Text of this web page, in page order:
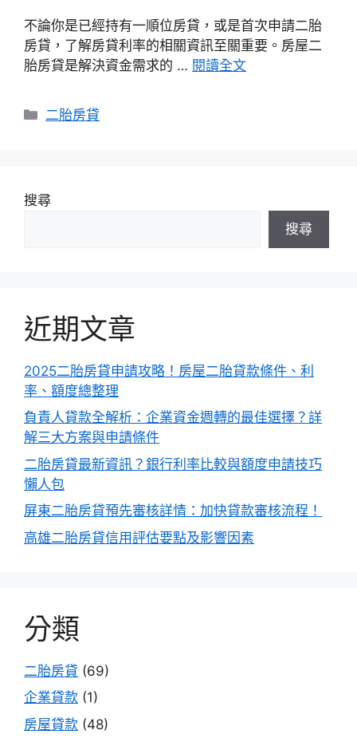
不論你是已經持有一順位房貸，或是首次申請二胎
房貸，了解房貸利率的相關資訊至關重要。房屋二
胎房貸是解決資金需求的 … 閱讀全文
分
二胎房貸
搜尋
搜尋
近期文章
2025二胎房貸申請攻略！房屋二胎貸款條件、利
率、額度總整理
負責人貸款全解析：企業資金週轉的最佳選擇？詳
解三大方案與申請條件
二胎房貸最新資訊？銀行利率比較與額度申請技巧
懶人包
屏東二胎房貸預先審核詳情：加快貸款審核流程！
高雄二胎房貸信用評估要點及影響因素
分類
二胎房貸 (69)
企業貸款 (1)
房屋貸款 (48)